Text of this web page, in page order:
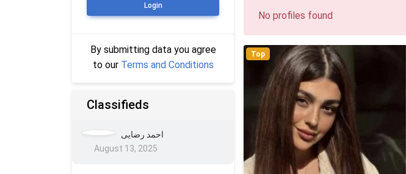
No profiles found
Top
Login
By submitting data you agree
to our Terms and Conditions
Classifieds
احمد رضایی
August 13, 2025